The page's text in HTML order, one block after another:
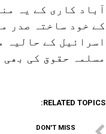
آباد کاری کے یہ
کے خود ساختہ صدر
اسرائیل کے حالیہ
مسلمہ حقوق کی بھی
RELATED TOPICS:
DON'T MISS